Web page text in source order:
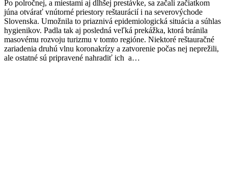
Po polročnej, a miestami aj dlhšej prestávke, sa začali začiatkom
júna otvárať vnútorné priestory reštaurácií i na severovýchode
Slovenska. Umožnila to priaznivá epidemiologická situácia a súhlas
hygienikov. Padla tak aj posledná veľká prekážka, ktorá bránila
masovému rozvoju turizmu v tomto regióne. Niektoré reštauračné
zariadenia druhú vlnu koronakrízy a zatvorenie počas nej neprežili,
ale ostatné sú pripravené nahradiť ich a…